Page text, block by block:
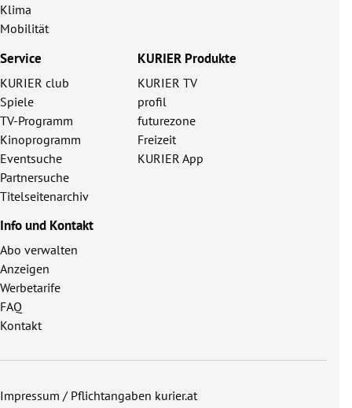
Klima
Mobilität
Service
KURIER club
Spiele
TV-Programm
Kinoprogramm
Eventsuche
Partnersuche
Titelseitenarchiv
KURIER Produkte
KURIER TV
profil
futurezone
Freizeit
KURIER App
Info und Kontakt
Abo verwalten
Anzeigen
Werbetarife
FAQ
Kontakt
Impressum / Pflichtangaben kurier.at